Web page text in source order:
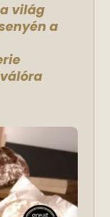
világ
a